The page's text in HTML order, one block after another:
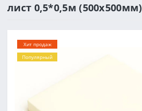
лист 0,5*0,5м (500x500мм)
Хит продаж
Популярный